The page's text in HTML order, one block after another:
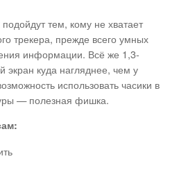
тем, кому не хватает
трекера, прежде всего умных
информации. Всё же 1,3-
экран куда нагляднее, чем у
использовать часики в
— полезная фишка.